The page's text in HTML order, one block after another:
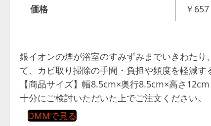
価格 ￥657
銀イオンの煙が浴室のすみずみまでいきわた
て、カビ取り掃除の手間・負担や頻度を軽減
【商品サイズ】幅8.5cm×奥行8.5cm×高さ
十分にご検討いただいた上でご注文ください。
DMMで見る